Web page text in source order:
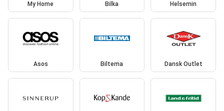
My Home Bilka Helsemin
Asos Biltema Dansk Outlet